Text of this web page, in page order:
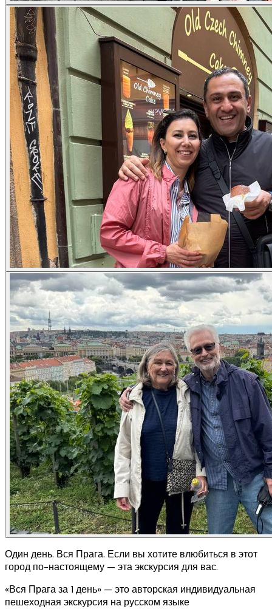
Один день. Вся Прага. Если вы хотите влюбиться в этот
город по-настоящему — эта экскурсия для вас.
«Вся Прага за 1 день» — это авторская индивидуальная
пешеходная экскурсия на русском языке